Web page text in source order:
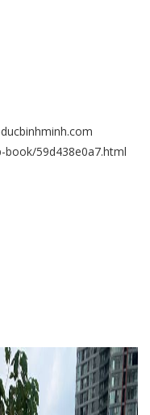
book/59d438e0a7.html